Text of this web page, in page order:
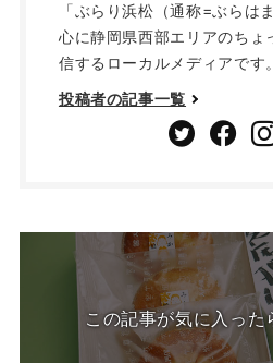
「ぶらり浜松（通称=ぶらは
心に静岡県西部エリアのちょ
信するローカルメディアです。
投稿者の記事一覧
この記事が気に入った